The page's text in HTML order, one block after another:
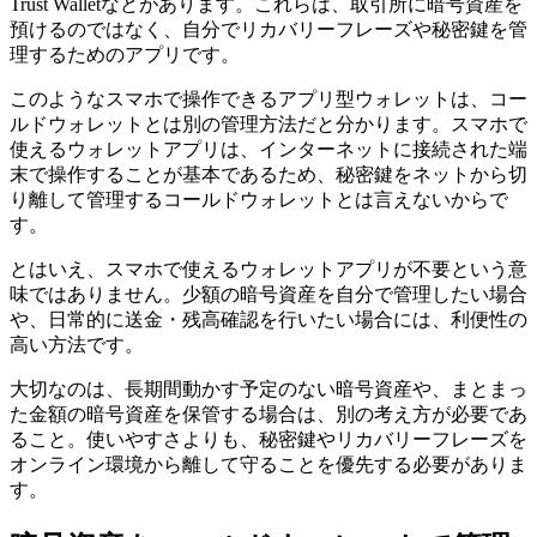
Trust Walletなどがあります。これらは、取引所に暗号資産を
預けるのではなく、自分でリカバリーフレーズや秘密鍵を管
理するためのアプリです。
このようなスマホで操作できるアプリ型ウォレットは、コー
ルドウォレットとは別の管理方法だと分かります。スマホで
使えるウォレットアプリは、インターネットに接続された端
末で操作することが基本であるため、秘密鍵をネットから切
り離して管理するコールドウォレットとは言えないからで
す。
とはいえ、スマホで使えるウォレットアプリが不要という意
味ではありません。少額の暗号資産を自分で管理したい場合
や、日常的に送金・残高確認を行いたい場合には、利便性の
高い方法です。
大切なのは、長期間動かす予定のない暗号資産や、まとまっ
た金額の暗号資産を保管する場合は、別の考え方が必要であ
ること。使いやすさよりも、秘密鍵やリカバリーフレーズを
オンライン環境から離して守ることを優先する必要がありま
す。